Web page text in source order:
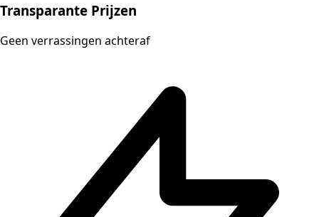
Transparante Prijzen
Geen verrassingen achteraf